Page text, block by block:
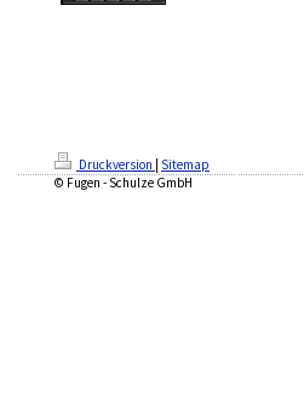
Druckversion | Sitemap
© Fugen - Schulze GmbH